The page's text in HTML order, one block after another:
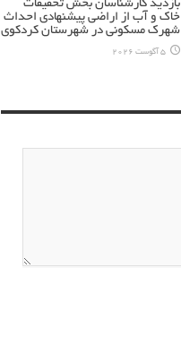
بازدید کارشناسان بخش تحقیقات
خاک و آب از اراضی پیشنهادی احداث
شهرک مسکونی در شهرستان کردکوی
5 آگوست 2026